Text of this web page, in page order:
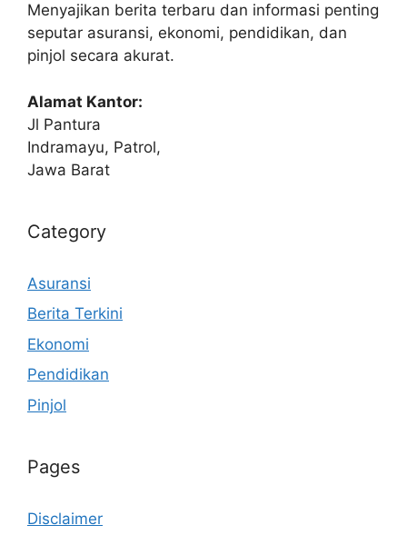
Menyajikan berita terbaru dan informasi penting
seputar asuransi, ekonomi, pendidikan, dan
pinjol secara akurat.
Alamat Kantor:
Jl Pantura
Indramayu, Patrol,
Jawa Barat
Category
Asuransi
Berita Terkini
Ekonomi
Pendidikan
Pinjol
Pages
Disclaimer